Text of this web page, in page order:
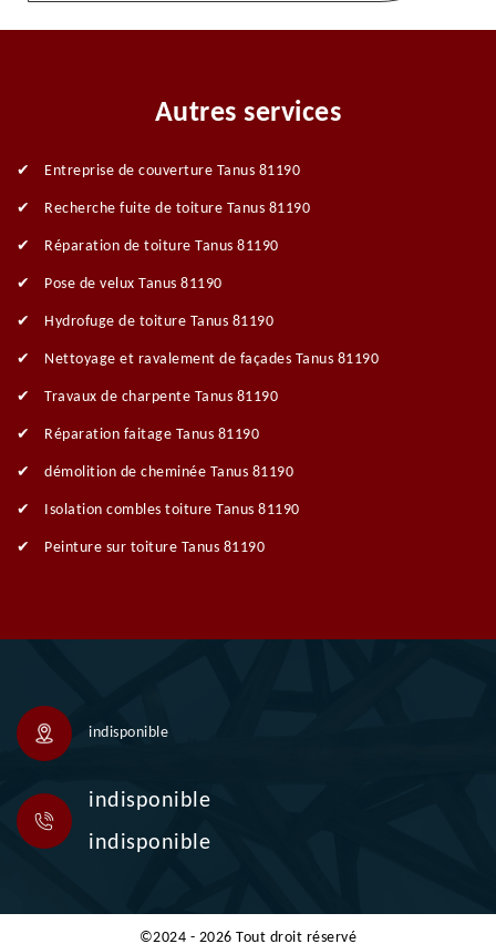
Autres services
Entreprise de couverture Tanus 81190
Recherche fuite de toiture Tanus 81190
Réparation de toiture Tanus 81190
Pose de velux Tanus 81190
Hydrofuge de toiture Tanus 81190
Nettoyage et ravalement de façades Tanus 81190
Travaux de charpente Tanus 81190
Réparation faitage Tanus 81190
démolition de cheminée Tanus 81190
Isolation combles toiture Tanus 81190
Peinture sur toiture Tanus 81190
indisponible
indisponible
indisponible
©2024 - 2026 Tout droit réservé